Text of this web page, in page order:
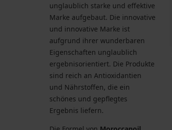
unglaublich starke und effektive
Marke aufgebaut. Die innovative
und innovative Marke ist
aufgrund ihrer wunderbaren
Eigenschaften unglaublich
ergebnisorientiert. Die Produkte
sind reich an Antioxidantien
und Nährstoffen, die ein
schönes und gepflegtes
Ergebnis liefern.